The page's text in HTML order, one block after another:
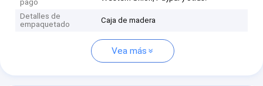
pago
Detalles de
empaquetado
Caja de madera
Vea más